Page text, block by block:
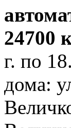
24700
г. по
дома: